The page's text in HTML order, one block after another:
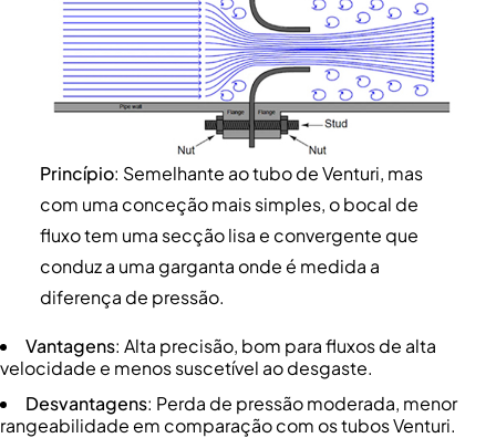
Princípio: Semelhante ao tubo de Venturi, mas
com uma conceção mais simples, o bocal de
fluxo tem uma secção lisa e convergente que
conduz a uma garganta onde é medida a
diferença de pressão.
Vantagens: Alta precisão, bom para fluxos de alta
velocidade e menos suscetível ao desgaste.
Desvantagens: Perda de pressão moderada, menor
rangeabilidade em comparação com os tubos Venturi.